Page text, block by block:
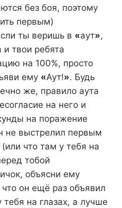
без боя, поэтому
первым)
ты веришь в «аут»,
и твои ребята
на 100%, просто
ему «Аут!». Будь
же, правило аута
на него и
на поражение
не выстрелил первым
что там у тебя на
тобой
объясни ему
он ещё раз объявил
на глазах, а лучше